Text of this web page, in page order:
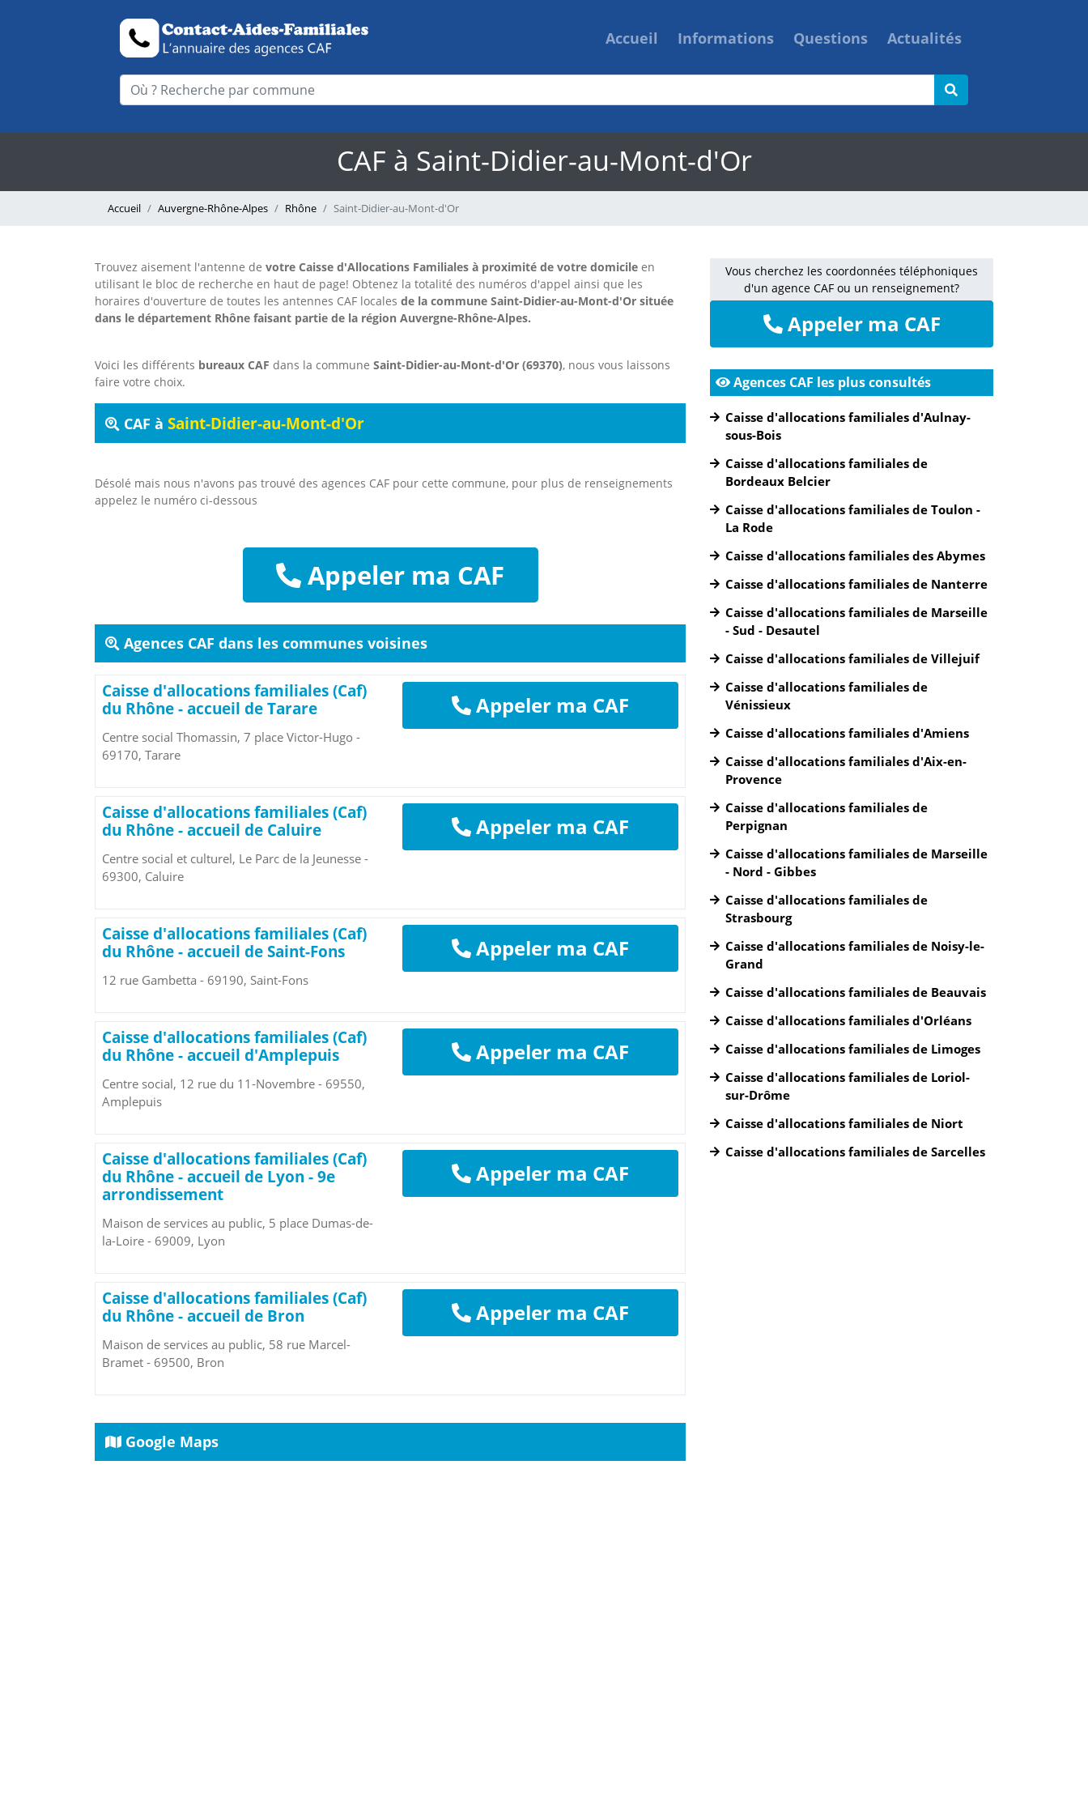
Accueil Informations Questions Actualités
CAF à Saint-Didier-au-Mont-d'Or
Accueil Auvergne-Rhône-Alpes Rhône Saint-Didier-au-Mont-d'Or
Trouvez aisement l'antenne de votre Caisse d'Allocations Familiales à proximité de votre domicile en
utilisant le bloc de recherche en haut de page! Obtenez la totalité des numéros d'appel ainsi que les
horaires d'ouverture de toutes les antennes CAF locales de la commune Saint-Didier-au-Mont-d'Or située
dans le département Rhône faisant partie de la région Auvergne-Rhône-Alpes.
Voici les différents bureaux CAF dans la commune Saint-Didier-au-Mont-d'Or (69370), nous vous laissons
faire votre choix.
CAF à Saint-Didier-au-Mont-d'Or
Désolé mais nous n'avons pas trouvé des agences CAF pour cette commune, pour plus de renseignements
appelez le numéro ci-dessous
Appeler ma CAF
Agences CAF dans les communes voisines
Caisse d'allocations familiales (Caf)
du Rhône - accueil de Tarare
Centre social Thomassin, 7 place Victor-Hugo -
69170, Tarare
Appeler ma CAF
Caisse d'allocations familiales (Caf)
du Rhône - accueil de Caluire
Centre social et culturel, Le Parc de la Jeunesse -
69300, Caluire
Appeler ma CAF
Caisse d'allocations familiales (Caf)
du Rhône - accueil de Saint-Fons
12 rue Gambetta - 69190, Saint-Fons
Appeler ma CAF
Caisse d'allocations familiales (Caf)
du Rhône - accueil d'Amplepuis
Centre social, 12 rue du 11-Novembre - 69550,
Amplepuis
Appeler ma CAF
Caisse d'allocations familiales (Caf)
du Rhône - accueil de Lyon - 9e
arrondissement
Maison de services au public, 5 place Dumas-de-
la-Loire - 69009, Lyon
Appeler ma CAF
Caisse d'allocations familiales (Caf)
du Rhône - accueil de Bron
Maison de services au public, 58 rue Marcel-
Bramet - 69500, Bron
Appeler ma CAF
Google Maps
Vous cherchez les coordonnées téléphoniques
d'un agence CAF ou un renseignement?
Appeler ma CAF
Agences CAF les plus consultés
Caisse d'allocations familiales d'Aulnay-
sous-Bois
Caisse d'allocations familiales de
Bordeaux Belcier
Caisse d'allocations familiales de Toulon -
La Rode
Caisse d'allocations familiales des Abymes
Caisse d'allocations familiales de Nanterre
Caisse d'allocations familiales de Marseille
- Sud - Desautel
Caisse d'allocations familiales de Villejuif
Caisse d'allocations familiales de
Vénissieux
Caisse d'allocations familiales d'Amiens
Caisse d'allocations familiales d'Aix-en-
Provence
Caisse d'allocations familiales de
Perpignan
Caisse d'allocations familiales de Marseille
- Nord - Gibbes
Caisse d'allocations familiales de
Strasbourg
Caisse d'allocations familiales de Noisy-le-
Grand
Caisse d'allocations familiales de Beauvais
Caisse d'allocations familiales d'Orléans
Caisse d'allocations familiales de Limoges
Caisse d'allocations familiales de Loriol-
sur-Drôme
Caisse d'allocations familiales de Niort
Caisse d'allocations familiales de Sarcelles